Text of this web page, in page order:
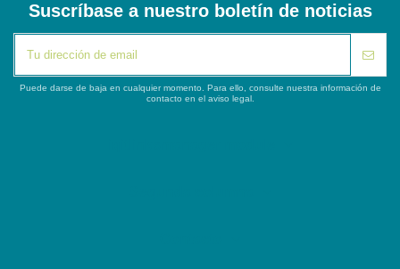
Suscríbase a nuestro boletín de noticias
Puede darse de baja en cualquier momento. Para ello, consulte nuestra información de
contacto en el aviso legal.